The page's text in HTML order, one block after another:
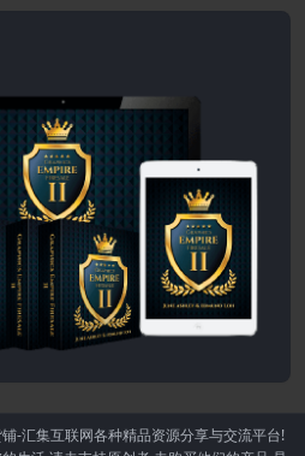
-汇集互联网各种精品资源分享与交流平台!